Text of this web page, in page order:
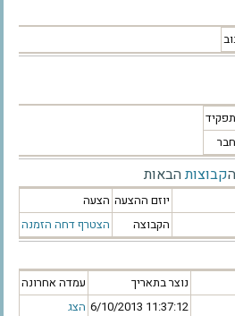
תפקיד
חבר
קבוצותהבאות
יוזם ההצעה הצעה
הקבוצה הצטרףדחה הזמנה
נוצר בתאריך
עמדה אחרונה
‫6/10/2013 11:37:12‬ הצג